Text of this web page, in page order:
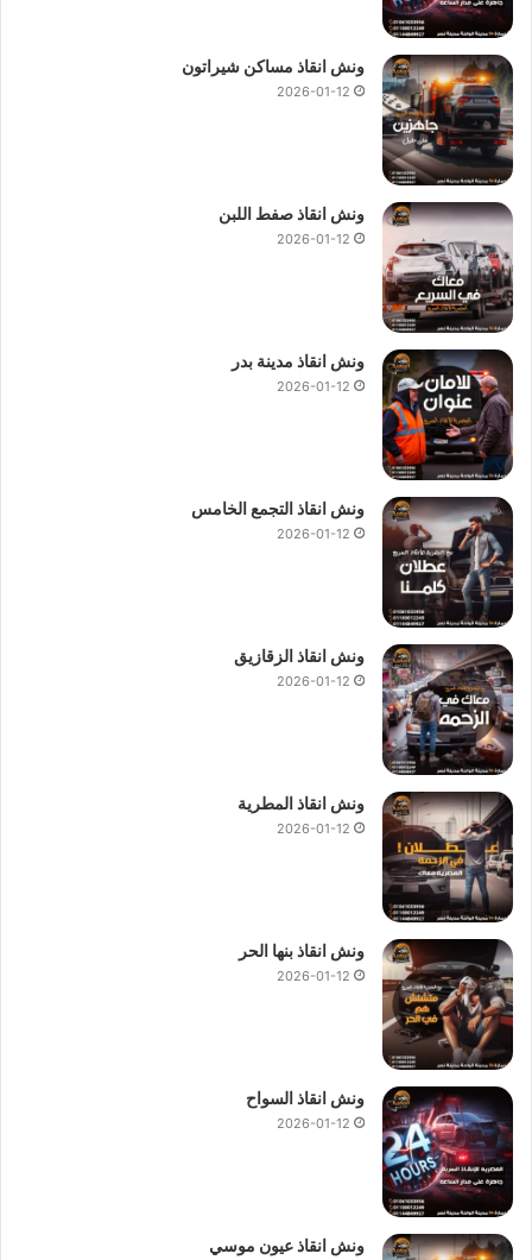
ونش انقاذ مساكن شيراتون
2026-01-12
ونش انقاذ صفط اللبن
2026-01-12
ونش انقاذ مدينة بدر
2026-01-12
ونش انقاذ التجمع الخامس
2026-01-12
ونش انقاذ الزقازيق
2026-01-12
ونش انقاذ المطرية
2026-01-12
ونش انقاذ بنها الحر
2026-01-12
ونش انقاذ السواح
2026-01-12
ونش انقاذ عيون موسي